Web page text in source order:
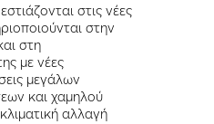
στις νέες
στην
στη
με νέες
μεγάλων
και χαμηλού
αλλαγή